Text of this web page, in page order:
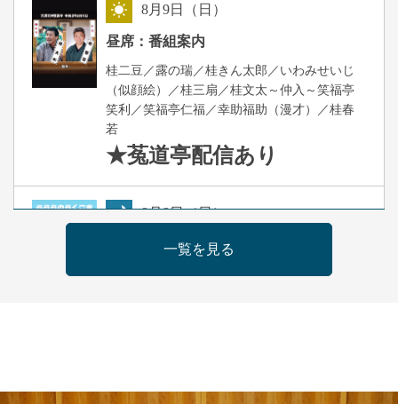
8月9日（日）
昼席：番組案内
桂二豆／露の瑞／桂きん太郎／いわみせいじ
（似顔絵）／桂三扇／桂文太～仲入～笑福亭
笑利／笑福亭仁福／幸助福助（漫才）／桂春
若
★菟道亭配信あり
8月9日（日）
らららのらくご会④
桂雀太「まんじゅうこわい」／桂三度「青
お問合せ：らららのらくご会予約事務局
一覧を見る